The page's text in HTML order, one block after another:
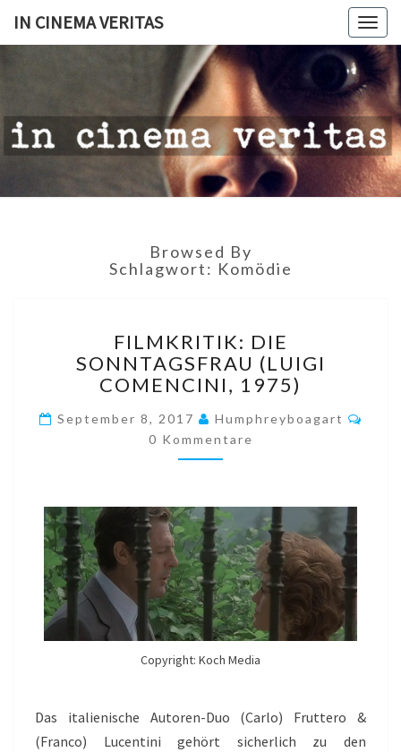
IN CINEMA VERITAS
IN
CINEMA
VERITAS
Browsed By
Schlagwort: Komödie
DIE
SONNTAGSFRAU
(LUIGI
1975)
FILMKRITIK: DIE
SONNTAGSFRAU (LUIGI
COMENCINI, 1975)
September 8, 2017 Humphreyboagart
0 Kommentare
Copyright: Koch Media
Das italienische Autoren-Duo (Carlo) Fruttero &
(Franco) Lucentini gehört sicherlich zu den